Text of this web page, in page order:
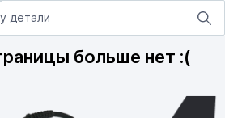
больше нет :(